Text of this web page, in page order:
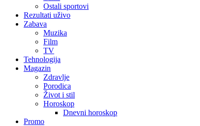
Ostali sportovi
Rezultati uživo
Zabava
Muzika
Film
TV
Tehnologija
Magazin
Zdravlje
Porodica
Život i stil
Horoskop
Dnevni horoskop
Promo